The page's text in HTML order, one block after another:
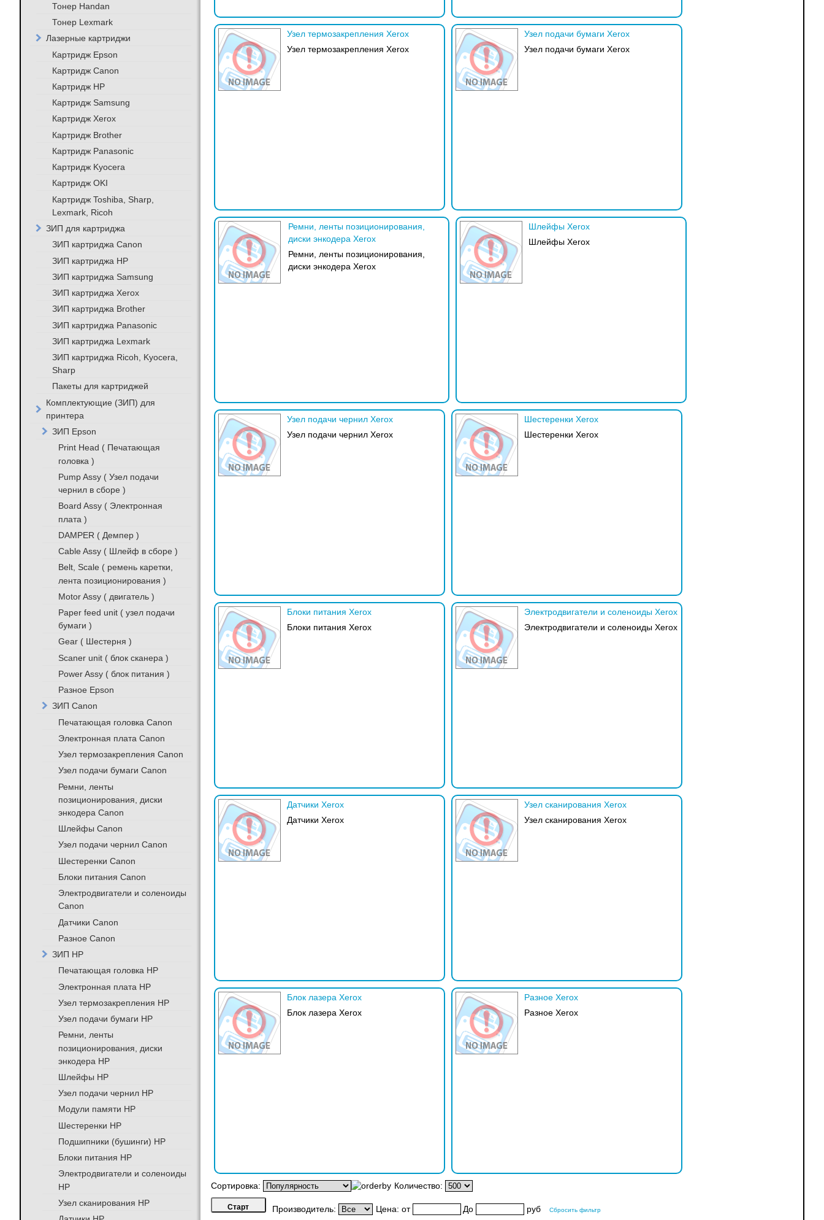
Узел термозакрепления Xerox
Узел термозакрепления Xerox
Узел подачи бумаги Xerox
Узел подачи бумаги Xerox
Ремни, ленты позиционирования,
диски энкодера Xerox
Ремни, ленты позиционирования,
диски энкодера Xerox
Шлейфы Xerox
Шлейфы Xerox
Узел подачи чернил Xerox
Узел подачи чернил Xerox
Шестеренки Xerox
Шестеренки Xerox
Блоки питания Xerox
Блоки питания Xerox
Электродвигатели и соленоиды Xerox
Электродвигатели и соленоиды Xerox
Датчики Xerox
Датчики Xerox
Узел сканирования Xerox
Узел сканирования Xerox
Блок лазера Xerox
Блок лазера Xerox
Разное Xerox
Разное Xerox
Сортировка: Количество:
Производитель: Цена: от До руб Сбросить фильтр
Тонер Handan
Тонер Lexmark
Лазерные картриджи
Картридж Epson
Картридж Canon
Картридж HP
Картридж Samsung
Картридж Xerox
Картридж Brother
Картридж Panasonic
Картридж Kyocera
Картридж OKI
Картридж Toshiba, Sharp,
Lexmark, Ricoh
ЗИП для картриджа
ЗИП картриджа Canon
ЗИП картриджа HP
ЗИП картриджа Samsung
ЗИП картриджа Xerox
ЗИП картриджа Brother
ЗИП картриджа Panasonic
ЗИП картриджа Lexmark
ЗИП картриджа Ricoh, Kyocera,
Sharp
Пакеты для картриджей
Комплектующие (ЗИП) для
принтера
ЗИП Epson
Print Head ( Печатающая
головка )
Pump Assy ( Узел подачи
чернил в сборе )
Board Assy ( Электронная
плата )
DAMPER ( Демпер )
Cable Assy ( Шлейф в сборе )
Belt, Scale ( ремень каретки,
лента позиционирования )
Motor Assy ( двигатель )
Paper feed unit ( узел подачи
бумаги )
Gear ( Шестерня )
Scaner unit ( блок сканера )
Power Assy ( блок питания )
Разное Epson
ЗИП Canon
Печатающая головка Canon
Электронная плата Canon
Узел термозакрепления Canon
Узел подачи бумаги Canon
Ремни, ленты
позиционирования, диски
энкодера Canon
Шлейфы Canon
Узел подачи чернил Canon
Шестеренки Canon
Блоки питания Canon
Электродвигатели и соленоиды
Canon
Датчики Canon
Разное Canon
ЗИП HP
Печатающая головка HP
Электронная плата HP
Узел термозакрепления HP
Узел подачи бумаги HP
Ремни, ленты
позиционирования, диски
энкодера HP
Шлейфы HP
Узел подачи чернил HP
Модули памяти HP
Шестеренки HP
Подшипники (бушинги) HP
Блоки питания HP
Электродвигатели и соленоиды
HP
Узел сканирования HP